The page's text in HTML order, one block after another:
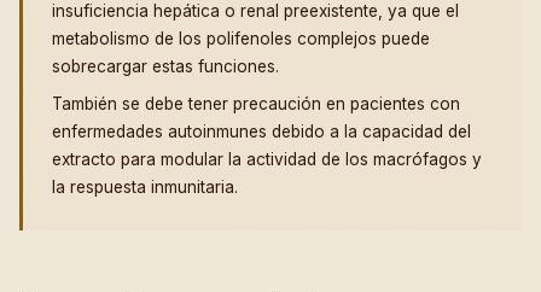
insuficiencia hepática o renal preexistente, ya que el
metabolismo de los polifenoles complejos puede
sobrecargar estas funciones.
También se debe tener precaución en pacientes con
enfermedades autoinmunes debido a la capacidad del
extracto para modular la actividad de los macrófagos y
la respuesta inmunitaria.